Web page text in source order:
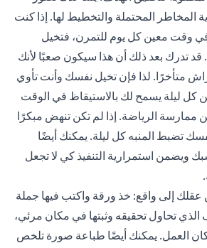
المخاطر المحتملة والتخطيط لها. إذا كنت
في وقت معين كل يوم للتمرن، فتخيل
تدرك بعد ذلك أن هذا سيكون صعبًا لأنك
متأخرًا. لذا فإن تخيل نفسك وأنت تأوي
ليلة يسمح لك بالاستيقاظ في الوقت
ممارسة الرياضة. إذا لم تكن تنهض مبكرًا
تضبط المنبه كل ليلة. يمكنك أيضًا
ويضمن استمرارية التنفيذ كي لا تجعل
عقلك إلى واقع: خذ ورقة واكتب فيها جملة
الذي تحاول تحقيقه وثبتها في مكان مرئي،
العمل. يمكنك أيضًا طباعة صورة تلخص